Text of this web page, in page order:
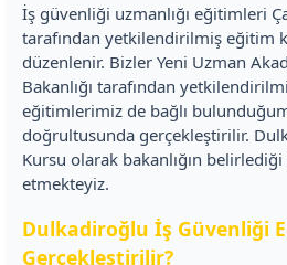
İş güvenliği uzmanlığı eğitimleri
tarafından yetkilendirilmiş eğitim
düzenlenir. Bizler Yeni Uzman
Bakanlığı tarafından
eğitimlerimiz de bağlı
doğrultusunda gerçekleştirilir.
Kursu olarak bakanlığın
etmekteyiz.
Dulkadiroğlu İş Güvenliği
Gerçekleştirilir?